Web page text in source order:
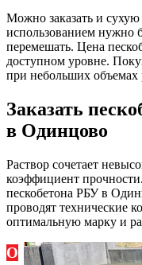
Можно заказать и
использованием нужно
перемешать. Цена
доступном уровне.
при небольших объемах
Заказать
в Одинцово
Раствор сочетает
коэффициент
пескобетона РБУ в
проводят технические
оптимальную марку и
О